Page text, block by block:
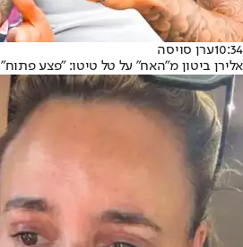
10:34ערן סויסה
אלירן ביטון מ"האח" על טל טיטו: "פצע פתוח"